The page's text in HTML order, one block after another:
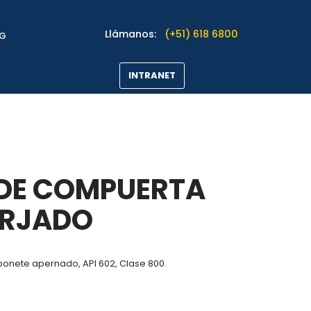
Llámanos: (+51) 618 6800
INTRANET
COMPUERTA
apernado, API 602, Clase 800.